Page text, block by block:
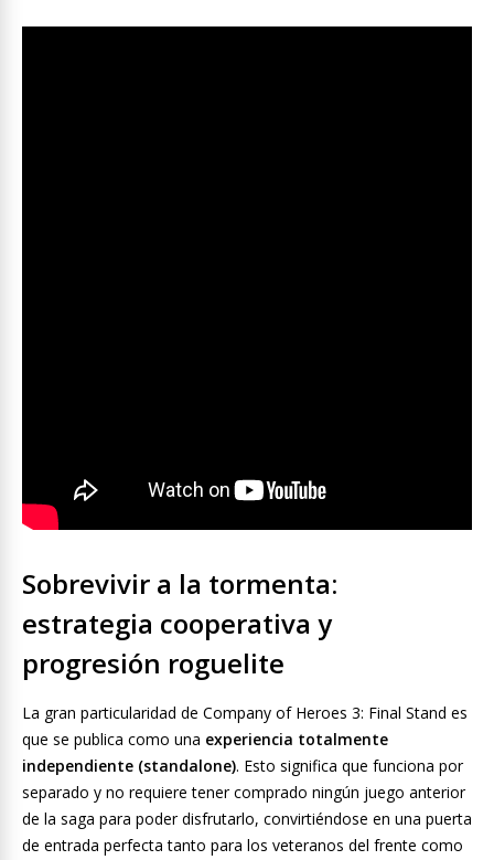
Sobrevivir a la tormenta:
estrategia cooperativa y
progresión roguelite
La gran particularidad de Company of Heroes 3: Final Stand es
que se publica como una experiencia totalmente
independiente (standalone). Esto significa que funciona por
separado y no requiere tener comprado ningún juego anterior
de la saga para poder disfrutarlo, convirtiéndose en una puerta
de entrada perfecta tanto para los veteranos del frente como